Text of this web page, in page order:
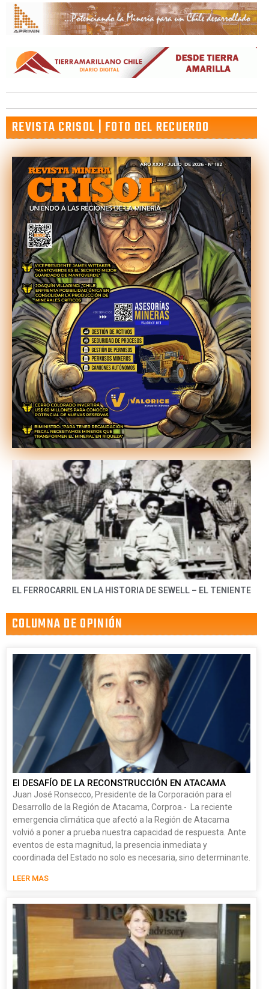
REVISTA CRISOL | FOTO DEL RECUERDO
EL FERROCARRIL EN LA HISTORIA DE SEWELL – EL TENIENTE
COLUMNA DE OPINIÓN
El DESAFÍO DE LA RECONSTRUCCIÓN EN ATACAMA
Juan José Ronsecco, Presidente de la Corporación para el
Desarrollo de la Región de Atacama, Corproa.- La reciente
emergencia climática que afectó a la Región de Atacama
volvió a poner a prueba nuestra capacidad de respuesta. Ante
eventos de esta magnitud, la presencia inmediata y
coordinada del Estado no solo es necesaria, sino determinante.
LEER MAS